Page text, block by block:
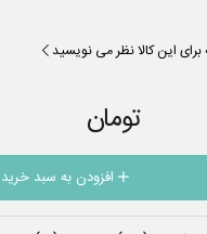
برای این کالا نظر می نویسید
تومان
افزودن به سبد خرید